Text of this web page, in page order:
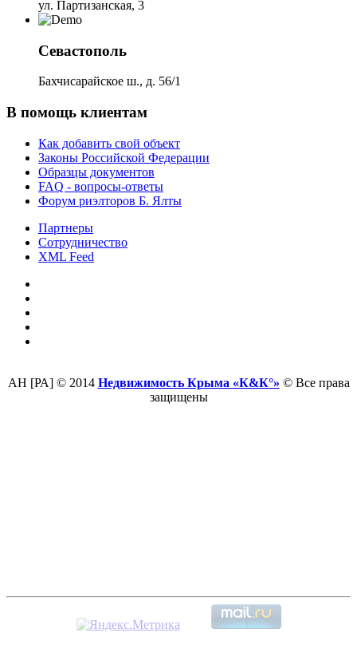
ул. Партизанская, 3
Севастополь
Бахчисарайское ш., д. 56/1
В помощь клиентам
Как добавить свой объект
Законы Российской Федерации
Образцы документов
FAQ - вопросы-ответы
Форум риэлторов Б. Ялты
Партнеры
Сотрудничество
XML Feed
АН [РА] © 2014 Недвижимость Крыма «К&К°» © Все права
защищены